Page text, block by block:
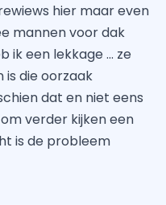
hier maar even
mannen voor dak
ik een lekkage ... ze
is die oorzaak
dat en niet eens
verder kijken een
is de probleem